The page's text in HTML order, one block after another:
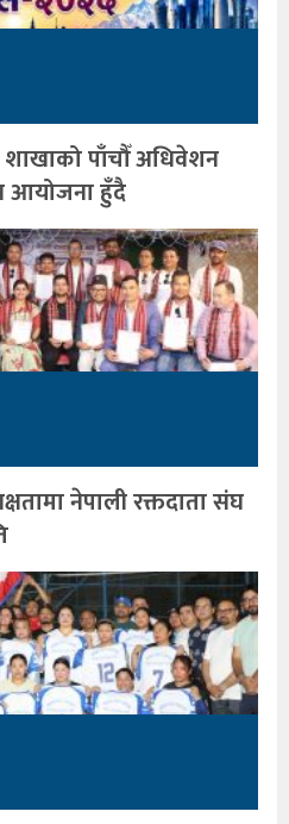
शाखाको पाँचौँ अधिवेशन
आयोजना हुँदै
नेपाली रक्तदाता संघ